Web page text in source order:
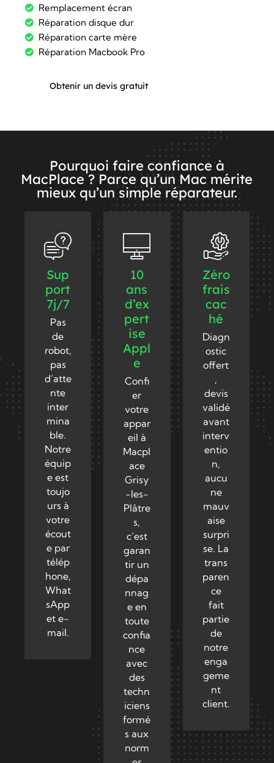
Remplacement écran
Réparation disque dur
Réparation carte mère
Réparation Macbook Pro
Obtenir un devis gratuit
Pourquoi faire confiance à
MacPlace ? Parce qu’un Mac mérite
mieux qu’un simple réparateur.
Sup
port
7j/7
Pas
de
robot,
pas
d’atte
nte
inter
mina
ble.
Notre
équip
e est
toujo
urs à
votre
écout
e par
télép
hone,
What
sApp
et e-
mail.
10
ans
d’ex
pert
ise
Appl
e
Confi
er
votre
appar
eil à
Macpl
ace
Grisy
-les-
Plâtre
s,
c’est
garan
tir un
dépa
nnag
e en
toute
confia
nce
avec
des
techn
iciens
formé
s aux
norm
Zéro
frais
cac
hé
Diagn
ostic
offert
,
devis
validé
avant
interv
entio
n,
aucu
ne
mauv
aise
surpri
se. La
trans
paren
ce
fait
partie
de
notre
enga
geme
nt
client.